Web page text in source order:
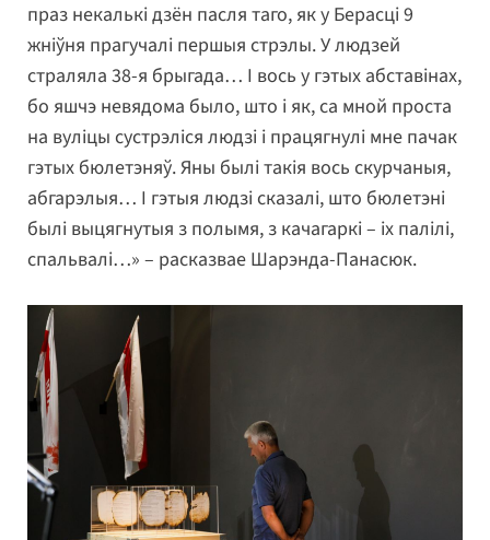
праз некалькі дзён пасля таго, як у Берасці 9
жніўня прагучалі першыя стрэлы. У людзей
страляла 38-я брыгада… І вось у гэтых абставінах,
бо яшчэ невядома было, што і як, са мной проста
на вуліцы сустрэліся людзі і працягнулі мне пачак
гэтых бюлетэняў. Яны былі такія вось скурчаныя,
абгарэлыя… І гэтыя людзі сказалі, што бюлетэні
былі выцягнутыя з полымя, з качагаркі – іх палілі,
спальвалі…» – расказвае Шарэнда-Панасюк.